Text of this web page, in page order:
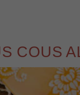
COUS